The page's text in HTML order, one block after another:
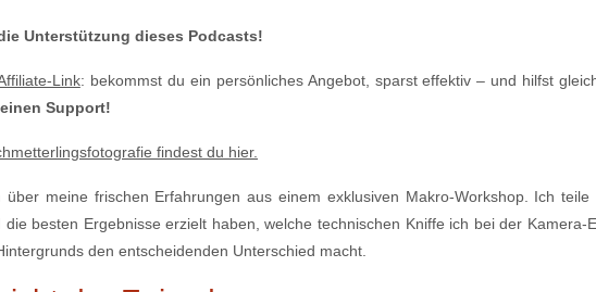
Unterstützung dieses Podcasts!
Link⁠⁠⁠⁠⁠⁠⁠: bekommst du ein persönliches Angebot, sparst effektiv – und hilfst
Support!
findest du hier.
meine frischen Erfahrungen aus einem exklusiven Makro-Workshop. Ich
die besten Ergebnisse erzielt haben, welche technischen Kniffe ich bei der Kamera-
den entscheidenden Unterschied macht.